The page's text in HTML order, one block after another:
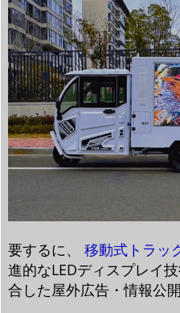
要するに、 移動式トラッ
進的なLEDディスプレイ
合した屋外広告・情報公